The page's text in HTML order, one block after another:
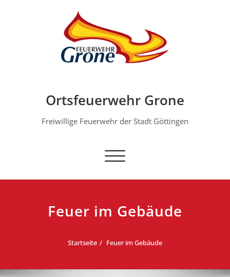
Ortsfeuerwehr Grone
Freiwillige Feuerwehr der Stadt Göttingen
Schalte Navigation
Feuer im Gebäude
Startseite Feuer im Gebäude